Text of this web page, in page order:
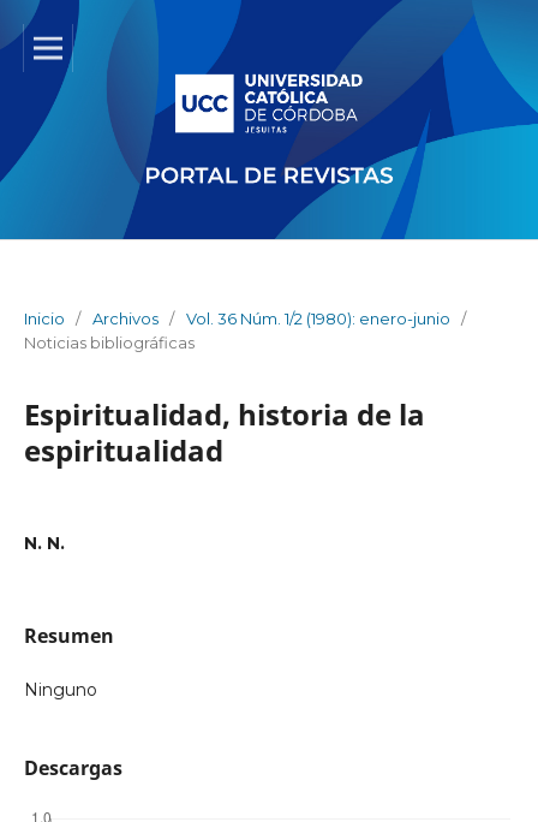
Inicio / Archivos / Vol. 36 Núm. 1/2 (1980): enero-junio
/
Noticias bibliográficas
Espiritualidad, historia de la
espiritualidad
N. N.
Resumen
Ninguno
Descargas